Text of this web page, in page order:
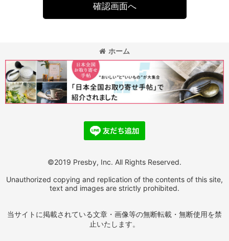
確認画面へ
ホーム
©2019 Presby, Inc. All Rights Reserved.
Unauthorized copying and replication of the contents of this site,
text and images are strictly prohibited.
当サイトに掲載されている文章・画像等の無断転載・無断使用を禁
止いたします。